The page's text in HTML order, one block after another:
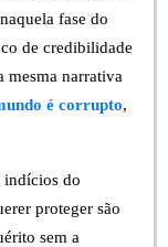
fase do
de credibilidade
mesma narrativa
é corrupto,
indícios do
proteger são
sem a